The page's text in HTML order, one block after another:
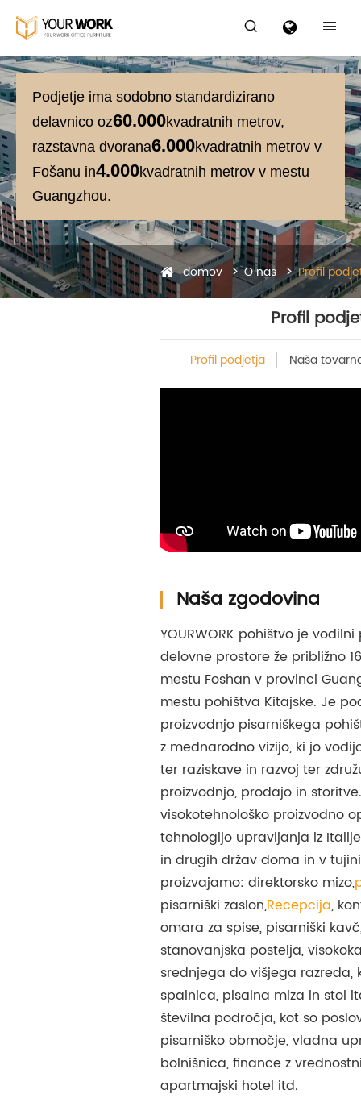
 
Podjetje ima sodobno standardizirano
delavnico oz60.000kvadratnih metrov,
razstavna dvorana6.000kvadratnih metrov v
Fošanu in4.000kvadratnih metrov v mestu
Guangzhou.
domov O nas Profil
Profil
Profil podjetja Naša
Naša zgodovina
YOURWORK pohištvo je
delovne prostore že približno
mestu Foshan v provinci
mestu pohištva Kitajske. Je
proizvodnjo pisarniškega
z mednarodno vizijo, ki jo
ter raziskave in razvoj ter
proizvodnjo, prodajo in
visokotehnološko proizvodno
tehnologijo upravljanja iz
in drugih držav doma in v
proizvajamo: direktorsko mizo,
pisarniški zaslon,Recepcija,
omara za spise, pisarniški
stanovanjska postelja,
srednjega do višjega razreda,
spalnica, pisalna miza in stol
številna področja, kot so
pisarniško območje, vladna
bolnišnica, finance z
apartmajski hotel itd.